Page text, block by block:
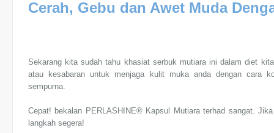
Cerah, Gebu dan Awet Muda
Sekarang kita sudah tahu khasiat serbuk mutiara ini dalam diet
atau kesabaran untuk menjaga kulit muka anda dengan cara
sempurna.
Cepat! bekalan PERLASHINE® Kapsul Mutiara terhad sangat.
langkah segera!